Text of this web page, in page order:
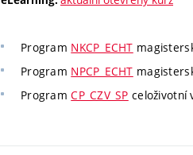
Program NKCP_ECHT
Program NPCP_ECHT
ProgramCP_CZV_SP celoživotní